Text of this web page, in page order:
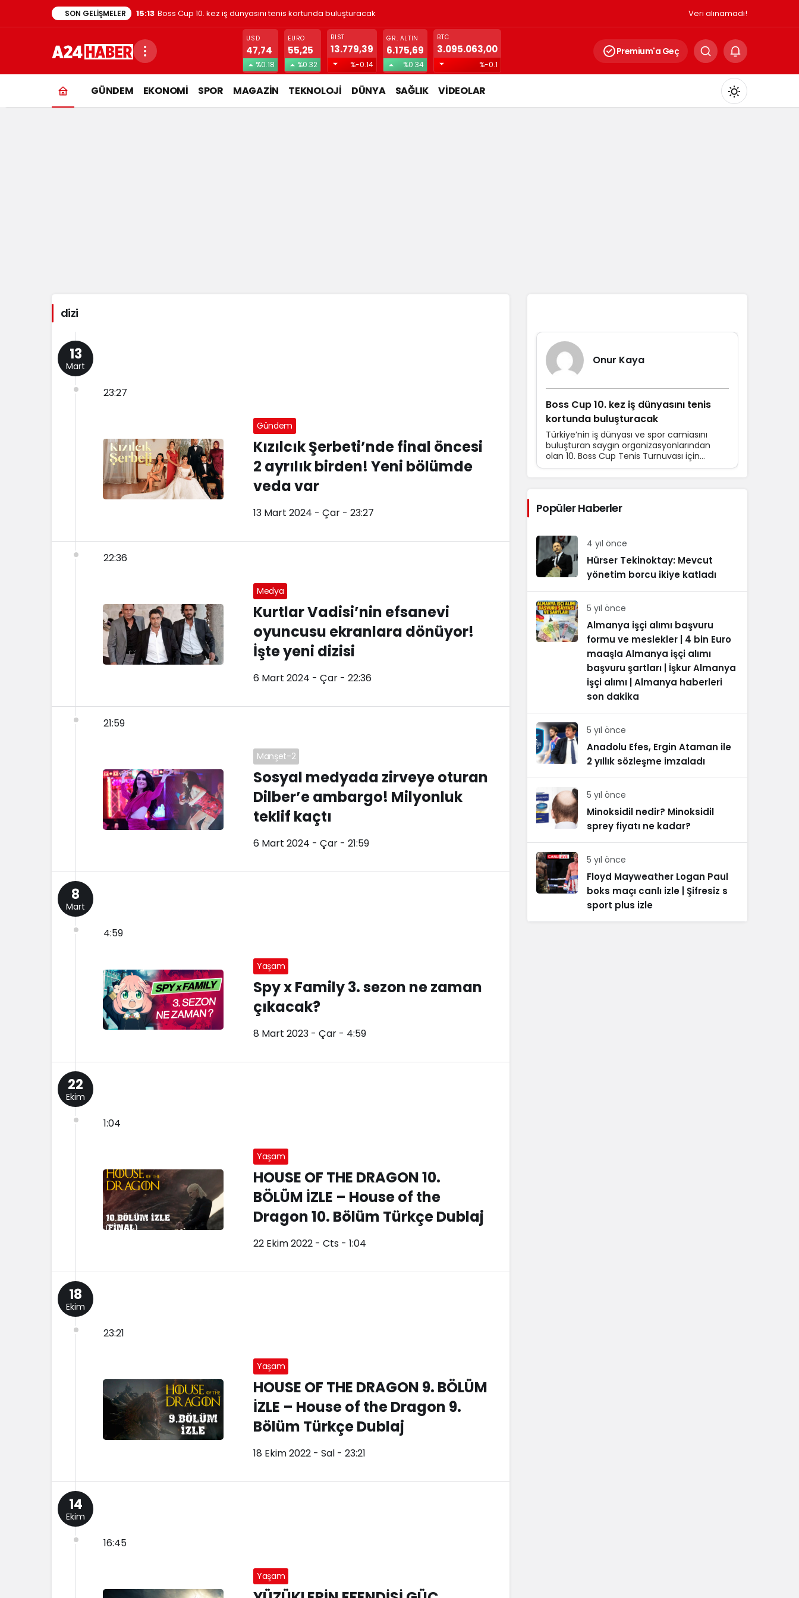
SON GELIŞMELER 15:13 Boss Cup 10. kez iş dünyasını tenis kortunda buluşturacak Veri alınamadı!
dizi
Haberleri
USD
47,74
%0.18
EURO
55,25
%0.32
BIST
13.779,39
%-0.14
GR. ALTIN
6.175,69
%0.34
BTC
3.095.063,00
%-0.1
Premium'a Geç
GÜNDEM EKONOMİ SPOR MAGAZİN TEKNOLOJİ DÜNYA SAĞLIK VİDEOLAR
Mod
dizi
13
Mart
23:27
Gündem
Kızılcık Şerbeti’nde final öncesi
2 ayrılık birden! Yeni bölümde
veda var
13 Mart 2024 - Çar - 23:27
22:36
Medya
Kurtlar Vadisi’nin efsanevi
oyuncusu ekranlara dönüyor!
İşte yeni dizisi
6 Mart 2024 - Çar - 22:36
21:59
Manşet-2
Sosyal medyada zirveye oturan
Dilber’e ambargo! Milyonluk
teklif kaçtı
6 Mart 2024 - Çar - 21:59
8
Mart
4:59
Yaşam
Spy x Family 3. sezon ne zaman
çıkacak?
8 Mart 2023 - Çar - 4:59
22
Ekim
1:04
Yaşam
HOUSE OF THE DRAGON 10.
BÖLÜM İZLE – House of the
Dragon 10. Bölüm Türkçe Dublaj
22 Ekim 2022 - Cts - 1:04
18
Ekim
23:21
Yaşam
HOUSE OF THE DRAGON 9. BÖLÜM
İZLE – House of the Dragon 9.
Bölüm Türkçe Dublaj
18 Ekim 2022 - Sal - 23:21
14
Ekim
16:45
Yaşam
Onur Kaya
Boss Cup 10. kez iş dünyasını tenis
kortunda buluşturacak
Türkiye’nin iş dünyası ve spor camiasını
buluşturan saygın organizasyonlarından
olan 10. Boss Cup Tenis Turnuvası için
hazırlıklar devam ediyor. 16-21 Haziran
Popüler Haberler
4 yıl önce
Hürser Tekinoktay: Mevcut
yönetim borcu ikiye katladı
5 yıl önce
Almanya işçi alımı başvuru
formu ve meslekler | 4 bin Euro
maaşla Almanya işçi alımı
başvuru şartları | İşkur Almanya
işçi alımı | Almanya haberleri
son dakika
5 yıl önce
Anadolu Efes, Ergin Ataman ile
2 yıllık sözleşme imzaladı
5 yıl önce
Minoksidil nedir? Minoksidil
sprey fiyatı ne kadar?
5 yıl önce
Floyd Mayweather Logan Paul
boks maçı canlı izle | Şifresiz s
sport plus izle